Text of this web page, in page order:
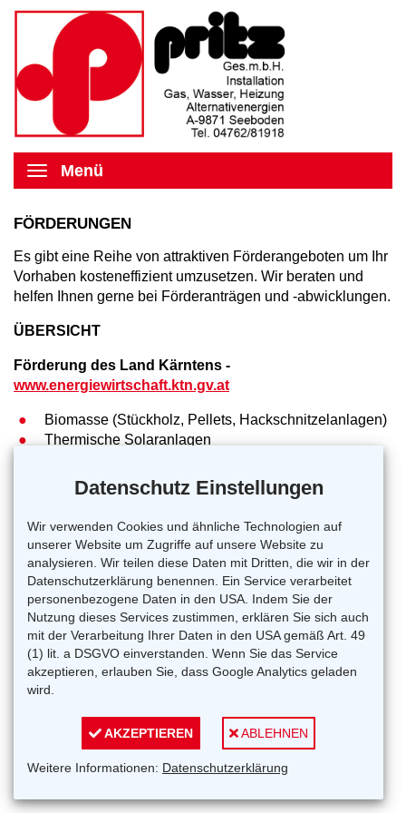
Menü
FÖRDERUNGEN
Es gibt eine Reihe von attraktiven Förderangeboten um Ihr
Vorhaben kosteneffizient umzusetzen. Wir beraten und
helfen Ihnen gerne bei Förderanträgen und -abwicklungen.
ÜBERSICHT
Förderung des Land Kärntens -
www.energiewirtschaft.ktn.gv.at
Biomasse (Stückholz, Pellets, Hackschnitzelanlagen)
Thermische Solaranlagen
Fernwärmeanschlüsse
www.umweltfoerderung.at
Erneuerbare Energie
Sanierungsscheck
Rufen Sie uns an!
© Pritz Ges.m.b.H. - Trefflingerstr.15 - 9871 Seeboden - Tel.: 04762/81918 -
service@pritz.at
Datenschutz Einstellungen
Wir verwenden Cookies und ähnliche Technologien auf
unserer Website um Zugriffe auf unsere Website zu
analysieren. Wir teilen diese Daten mit Dritten, die wir in der
Datenschutzerklärung benennen. Ein Service verarbeitet
personenbezogene Daten in den USA. Indem Sie der
Nutzung dieses Services zustimmen, erklären Sie sich auch
mit der Verarbeitung Ihrer Daten in den USA gemäß Art. 49
(1) lit. a DSGVO einverstanden. Wenn Sie das Service
akzeptieren, erlauben Sie, dass Google Analytics geladen
wird.
AKZEPTIEREN ABLEHNEN
Weitere Informationen: Datenschutzerklärung